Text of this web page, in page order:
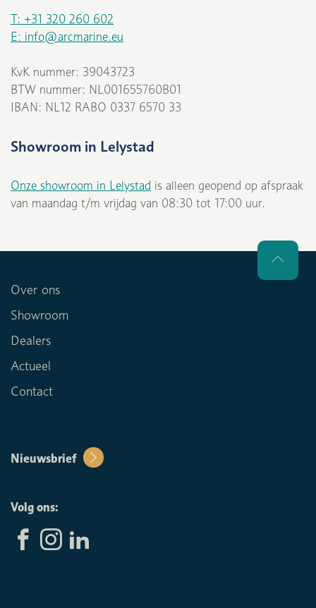
T: +31 320 260 602
E: info@arcmarine.eu
KvK nummer: 39043723
BTW nummer: NL001655760B01
IBAN: NL12 RABO 0337 6570 33
Showroom in Lelystad
Onze showroom in Lelystad is alleen geopend op afspraak
van maandag t/m vrijdag van 08:30 tot 17:00 uur.
Over ons
Showroom
Dealers
Actueel
Contact
Nieuwsbrief
Volg ons: